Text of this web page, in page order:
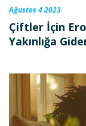
Ağustos 4 2023
Çiftler İçin
Yakınlığa